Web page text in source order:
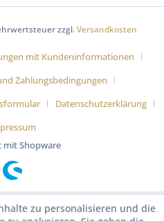
zzgl.Versandkosten
mit Kundeninformationen
Zahlungsbedingungen
Datenschutzerklärung
mit Shopware
zu personalisieren und die